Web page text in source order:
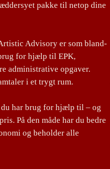
pakke til netop dine
Advisory er som bland-
for hjælp til EPK,
administrative opgaver.
i et trygt rum.
har brug for hjælp til – og
På den måde har du bedre
og beholder alle